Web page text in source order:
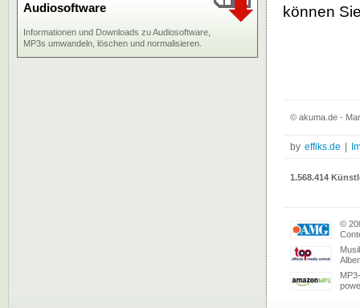
können
Audiosoftware
Informationen und Downloads zu Audiosoftware,
MP3s umwandeln, löschen und normalisieren.
© akuma.de -
by effiks.de
1.568.414
©